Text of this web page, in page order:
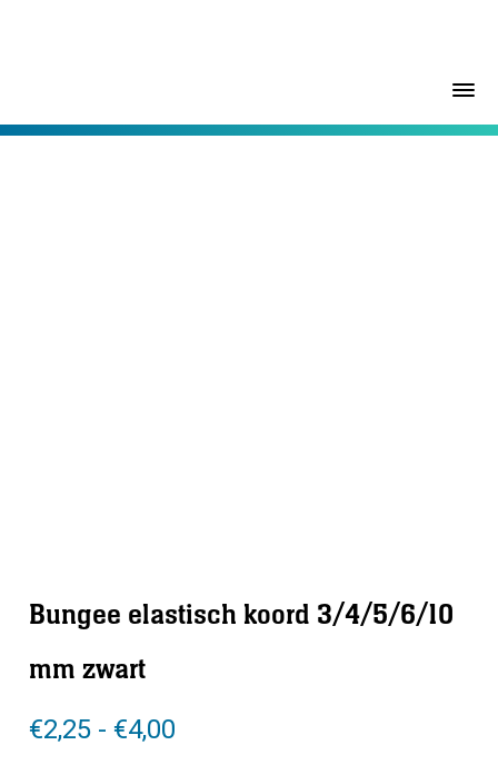
Bungee elastisch koord 3/4/5/6/10
mm zwart
€2,25 - €4,00